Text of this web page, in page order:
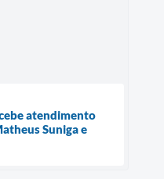
atendimento
Suniga e